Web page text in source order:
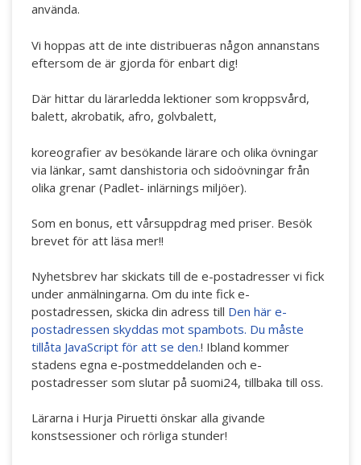
använda.
Vi hoppas att de inte distribueras någon annanstans
eftersom de är gjorda för enbart dig!
Där hittar du lärarledda lektioner som kroppsvård,
balett, akrobatik, afro, golvbalett,
koreografier av besökande lärare och olika övningar
via länkar, samt danshistoria och sidoövningar från
olika grenar (Padlet- inlärnings miljöer).
Som en bonus, ett vårsuppdrag med priser. Besök
brevet för att läsa mer!!
Nyhetsbrev har skickats till de e-postadresser vi fick
under anmälningarna. Om du inte fick e-
postadressen, skicka din adress till Den här e-
postadressen skyddas mot spambots. Du måste
tillåta JavaScript för att se den.! Ibland kommer
stadens egna e-postmeddelanden och e-
postadresser som slutar på suomi24, tillbaka till oss.
Lärarna i Hurja Piruetti önskar alla givande
konstsessioner och rörliga stunder!